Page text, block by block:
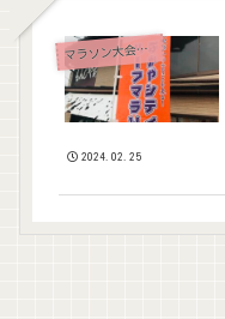
マラソン大会レポート
2024.02.25